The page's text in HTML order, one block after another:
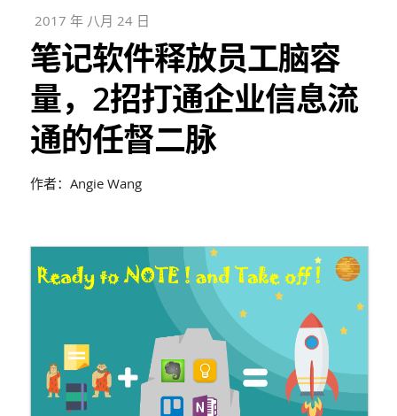
2017 年 八月 24 日
笔记软件释放员工脑容
量，2招打通企业信息流
通的任督二脉
作者：Angie Wang